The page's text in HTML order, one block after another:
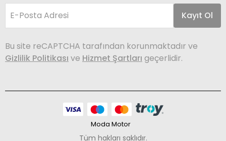
E-Posta Adresi Kayıt Ol
Bu site reCAPTCHA tarafından korunmaktadır ve
Gizlilik Politikası ve Hizmet Şartları geçerlidir.
Moda Motor
Tüm hakları saklıdır.